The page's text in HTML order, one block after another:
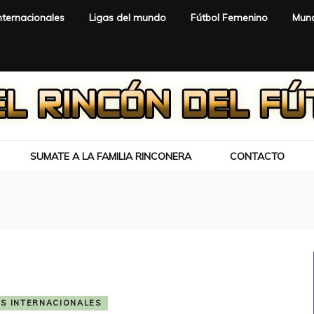
Ligas del mundo Fútbol Femenino
SUMATE A LA FAMILIA RINCONERA CONTACTO
INTERNACIONALES